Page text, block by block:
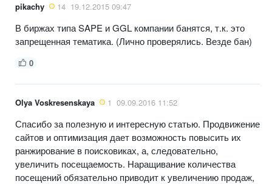
pikachy 14 19.12.2015 09:47
В биржах типа SAPE и GGL компании банятся, т.к. это
запрещенная тематика. (Лично проверялись. Везде бан)
0
Olya Voskresenskaya 1 09.09.2016 11:52
Спасибо за полезную и интересную статью. Продвижение
сайтов и оптимизация дает возможность повысить их
ранжирование в поисковиках, а, следовательно,
увеличить посещаемость. Наращивание количества
посещений обязательно приводит к увеличению продаж,